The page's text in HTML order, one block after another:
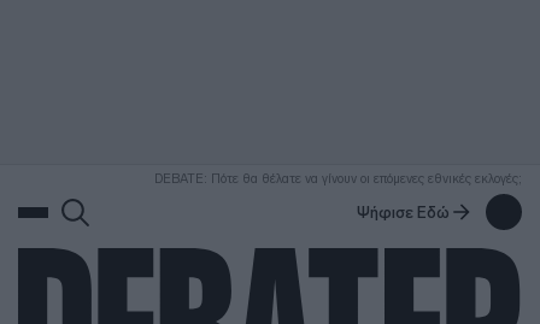
DEBATE: Πότε θα θέλατε να γίνουν οι επόμενες εθνικές εκλογές;
Ψήφισε Εδώ